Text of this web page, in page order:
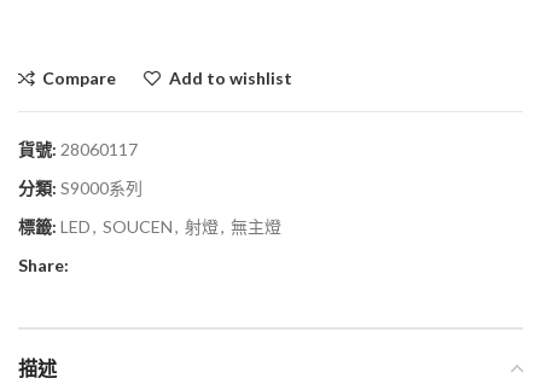
Compare Add to wishlist
貨號: 28060117
分類: S9000系列
標籤: LED, SOUCEN, 射燈, 無主燈
Share:
描述